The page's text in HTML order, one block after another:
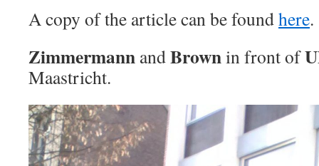
A copy of the article can be foundhere.
Zimmermann andBrownin front of
Maastricht.